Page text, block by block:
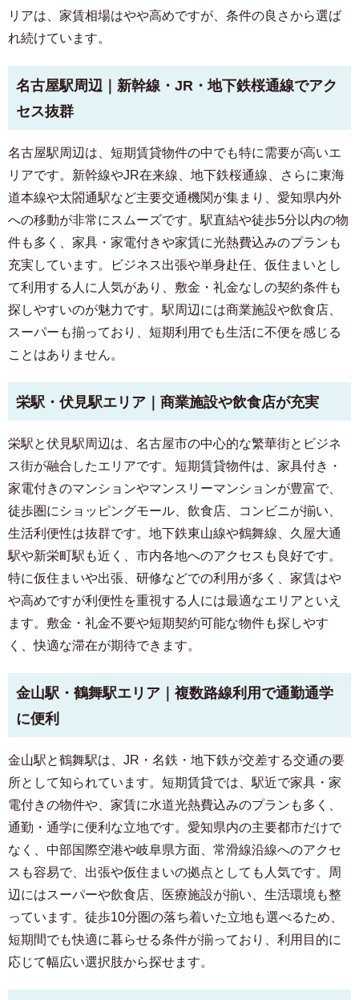
リアは、家賃相場はやや高めですが、条件の良さから選ば
れ続けています。
名古屋駅周辺｜新幹線・JR・地下鉄桜通線でアク
セス抜群
名古屋駅周辺は、短期賃貸物件の中でも特に需要が高いエ
リアです。新幹線やJR在来線、地下鉄桜通線、さらに東海
道本線や太閤通駅など主要交通機関が集まり、愛知県内外
への移動が非常にスムーズです。駅直結や徒歩5分以内の物
件も多く、家具・家電付きや家賃に光熱費込みのプランも
充実しています。ビジネス出張や単身赴任、仮住まいとし
て利用する人に人気があり、敷金・礼金なしの契約条件も
探しやすいのが魅力です。駅周辺には商業施設や飲食店、
スーパーも揃っており、短期利用でも生活に不便を感じる
ことはありません。
栄駅・伏見駅エリア｜商業施設や飲食店が充実
栄駅と伏見駅周辺は、名古屋市の中心的な繁華街とビジネ
ス街が融合したエリアです。短期賃貸物件は、家具付き・
家電付きのマンションやマンスリーマンションが豊富で、
徒歩圏にショッピングモール、飲食店、コンビニが揃い、
生活利便性は抜群です。地下鉄東山線や鶴舞線、久屋大通
駅や新栄町駅も近く、市内各地へのアクセスも良好です。
特に仮住まいや出張、研修などでの利用が多く、家賃はや
や高めですが利便性を重視する人には最適なエリアといえ
ます。敷金・礼金不要や短期契約可能な物件も探しやす
く、快適な滞在が期待できます。
金山駅・鶴舞駅エリア｜複数路線利用で通勤通学
に便利
金山駅と鶴舞駅は、JR・名鉄・地下鉄が交差する交通の要
所として知られています。短期賃貸では、駅近で家具・家
電付きの物件や、家賃に水道光熱費込みのプランも多く、
通勤・通学に便利な立地です。愛知県内の主要都市だけで
なく、中部国際空港や岐阜県方面、常滑線沿線へのアクセ
スも容易で、出張や仮住まいの拠点としても人気です。周
辺にはスーパーや飲食店、医療施設が揃い、生活環境も整
っています。徒歩10分圏の落ち着いた立地も選べるため、
短期間でも快適に暮らせる条件が揃っており、利用目的に
応じて幅広い選択肢から探せます。